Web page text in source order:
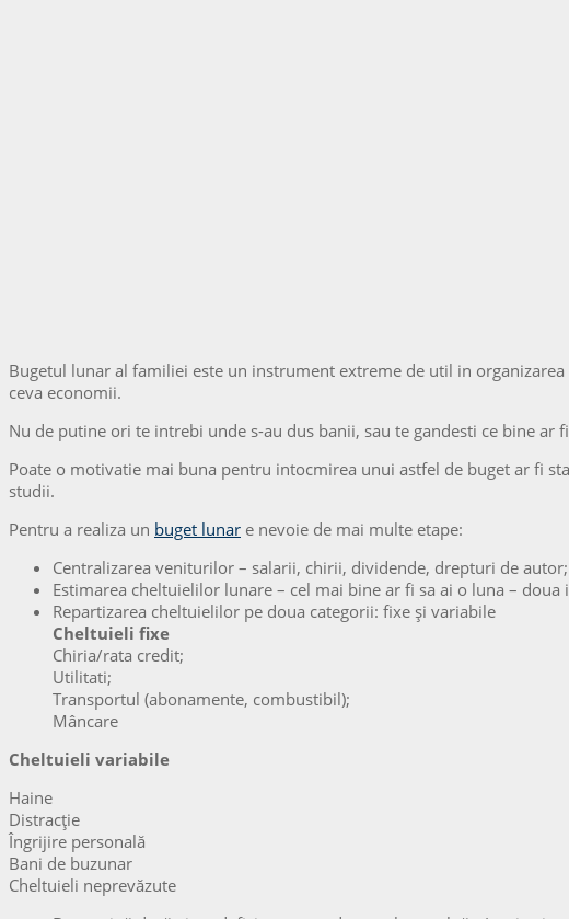
Bugetul lunar al familiei este un instrument extreme de util in
ceva economii.
Nu de putine ori te intrebi unde s-au dus banii, sau te gandesti ce bine
Poate o motivatie mai buna pentru intocmirea unui astfel de buget ar fi
studii.
Pentru a realiza un buget lunar e nevoie de mai multe etape:
Centralizarea veniturilor – salarii, chirii, dividende, drepturi de autor;
Estimarea cheltuielilor lunare – cel mai bine ar fi sa ai o luna –
Repartizarea cheltuielilor pe doua categorii: fixe și variabile
Cheltuieli fixe
Chiria/rata credit;
Utilitati;
Transportul (abonamente, combustibil);
Mâncare
Cheltuieli variabile
Haine
Distracție
Îngrijire personală
Bani de buzunar
Cheltuieli neprevăzute